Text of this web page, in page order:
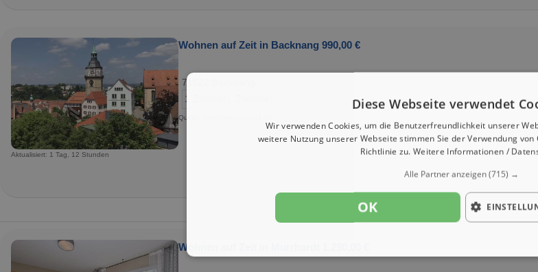
Wohnen auf Zeit in Backnang 990,00 €
71522 Backnang
1 Zimmer
Quelle: Immobilienscout24.de
Aktualisiert: 1 Tag, 12 Stunden
Wohnen auf Zeit in Murrhardt 1.290,00 €
Diese Webseite verwendet
Wir verwenden Cookies, um die Benutzerfreundlichkeit unserer
weitere Nutzung unserer Webseite stimmen Sie der Verwendung von
Richtlinie zu. Weitere Informationen /
Alle Partner anzeigen(715) →
OK